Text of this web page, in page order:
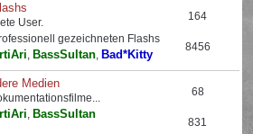
User.
gezeichneten Flashs
, BassSultan, Bad*Kitty
164
8456
Medien
, BassSultan
68
831